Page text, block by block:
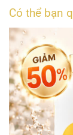
Có thể bạn